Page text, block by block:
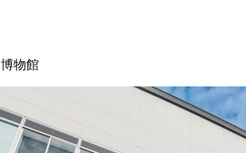
物館